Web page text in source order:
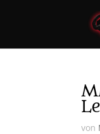
von